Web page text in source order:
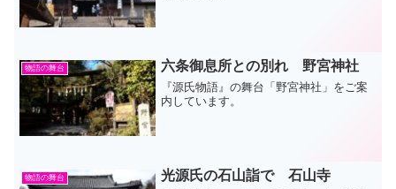
物語の舞台 六条御息所との別れ 野宮神社
『源氏物語』の舞台「野宮神社」をご案
内しています。
物語の舞台 光源氏の石山詣で 石山寺